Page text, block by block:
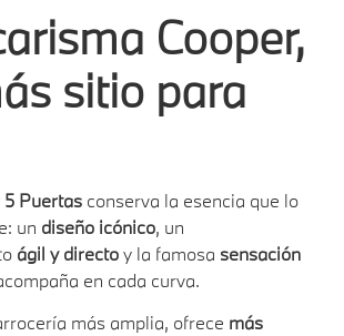
Cooper,
sitio para
5 Puertas conserva la esencia que lo
un diseño icónico, un
ágil y directoy la famosa sensación
en cada curva.
más amplia, ofrece más